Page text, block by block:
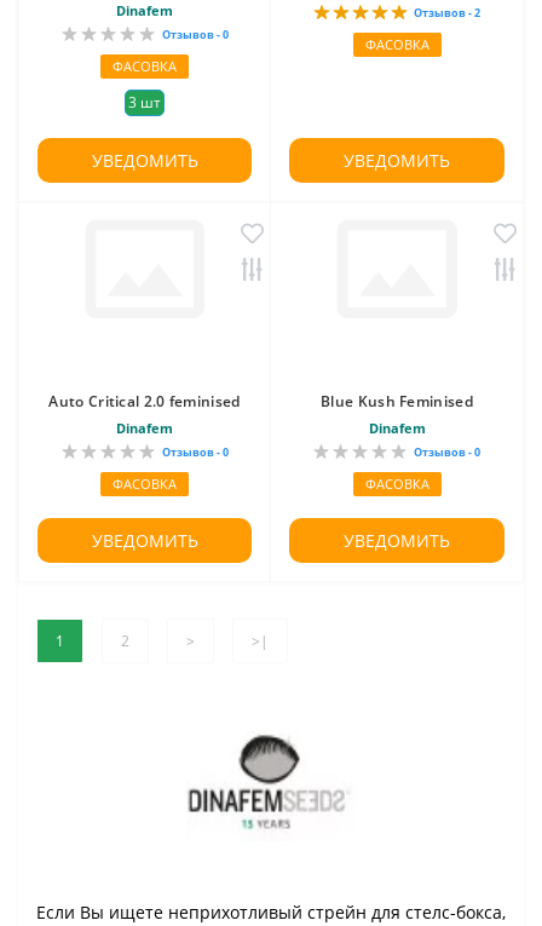
Dinafem
Отзывов - 0
ФАСОВКА
3 шт
УВЕДОМИТЬ
Отзывов - 2
ФАСОВКА
УВЕДОМИТЬ
Auto Critical 2.0 feminised
Dinafem
Отзывов - 0
ФАСОВКА
УВЕДОМИТЬ
Blue Kush Feminised
Dinafem
Отзывов - 0
ФАСОВКА
УВЕДОМИТЬ
1 2 > >|
Если Вы ищете неприхотливый стрейн для стелс-бокса,